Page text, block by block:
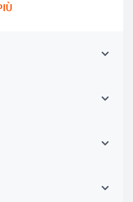
La nostra
originale